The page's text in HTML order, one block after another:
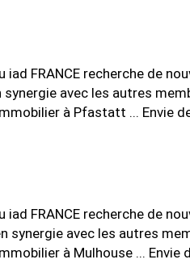
FRANCE recherche de
avec les autres
à Pfastatt ... Envie
FRANCE recherche de
avec les autres
à Mulhouse ... Envie